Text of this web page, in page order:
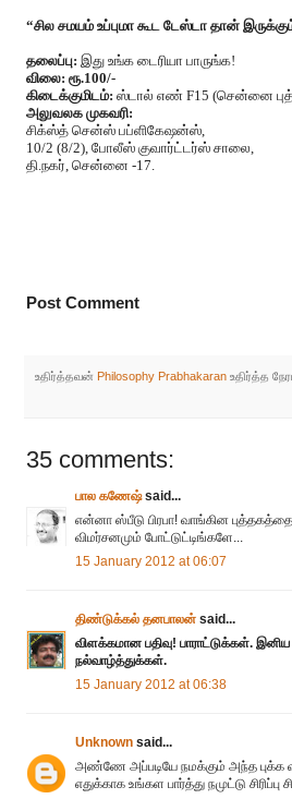
“சில சமயம் உப்புமா கூட டேஸ்டா தான்
தலைப்பு: இது உங்க டைரியா பாருங்க!
விலை: ரூ.100/-
கிடைக்குமிடம்: ஸ்டால் எண் F15 (சென்னை
அலுவலக முகவரி:
சிக்ஸ்த் சென்ஸ் பப்ளிகேஷன்ஸ்,
10/2 (8/2), போலீஸ் குவார்ட்டர்ஸ் சாலை,
தி.நகர், சென்னை -17.
Post Comment
உதிர்த்தவன் Philosophy Prabhakaran உதிர்த்த
35 comments:
பால கணேஷ்said...
என்னா ஸ்பீடு பிரபா! வாங்கின புத்தகத்தை
விமர்சனமும் போட்டுட்டிங்களே...
15 January 2012 at 06:07
திண்டுக்கல் தனபாலன் said...
விளக்கமான பதிவு! பாராட்டுக்கள்.
நல்வாழ்த்துக்கள்.
15 January 2012 at 06:38
Unknown said...
அண்ணே அப்படியே நமக்கும் அந்த
எதுக்காக உங்கள பார்த்து நமுட்டு